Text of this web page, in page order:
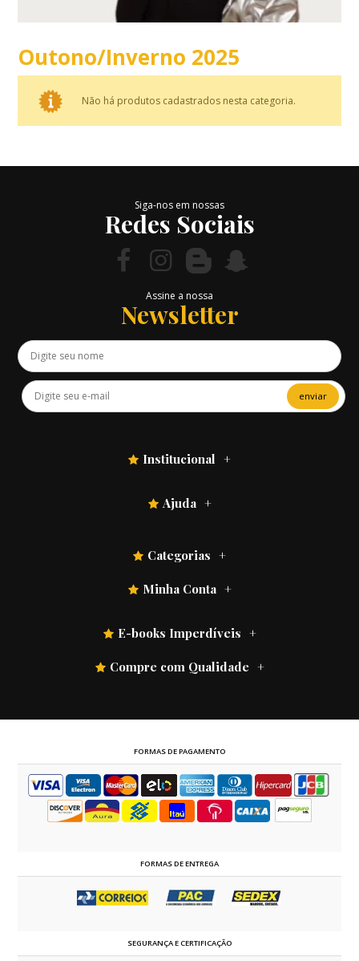
Outono/Inverno 2025
Não há produtos cadastrados nesta categoria.
Siga-nos em nossas
Redes Sociais
Assine a nossa
Newsletter
enviar
Institucional
Ajuda
Categorias
Minha Conta
E-books Imperdíveis
Compre com Qualidade
FORMAS DE PAGAMENTO
FORMAS DE ENTREGA
SEGURANÇA E CERTIFICAÇÃO